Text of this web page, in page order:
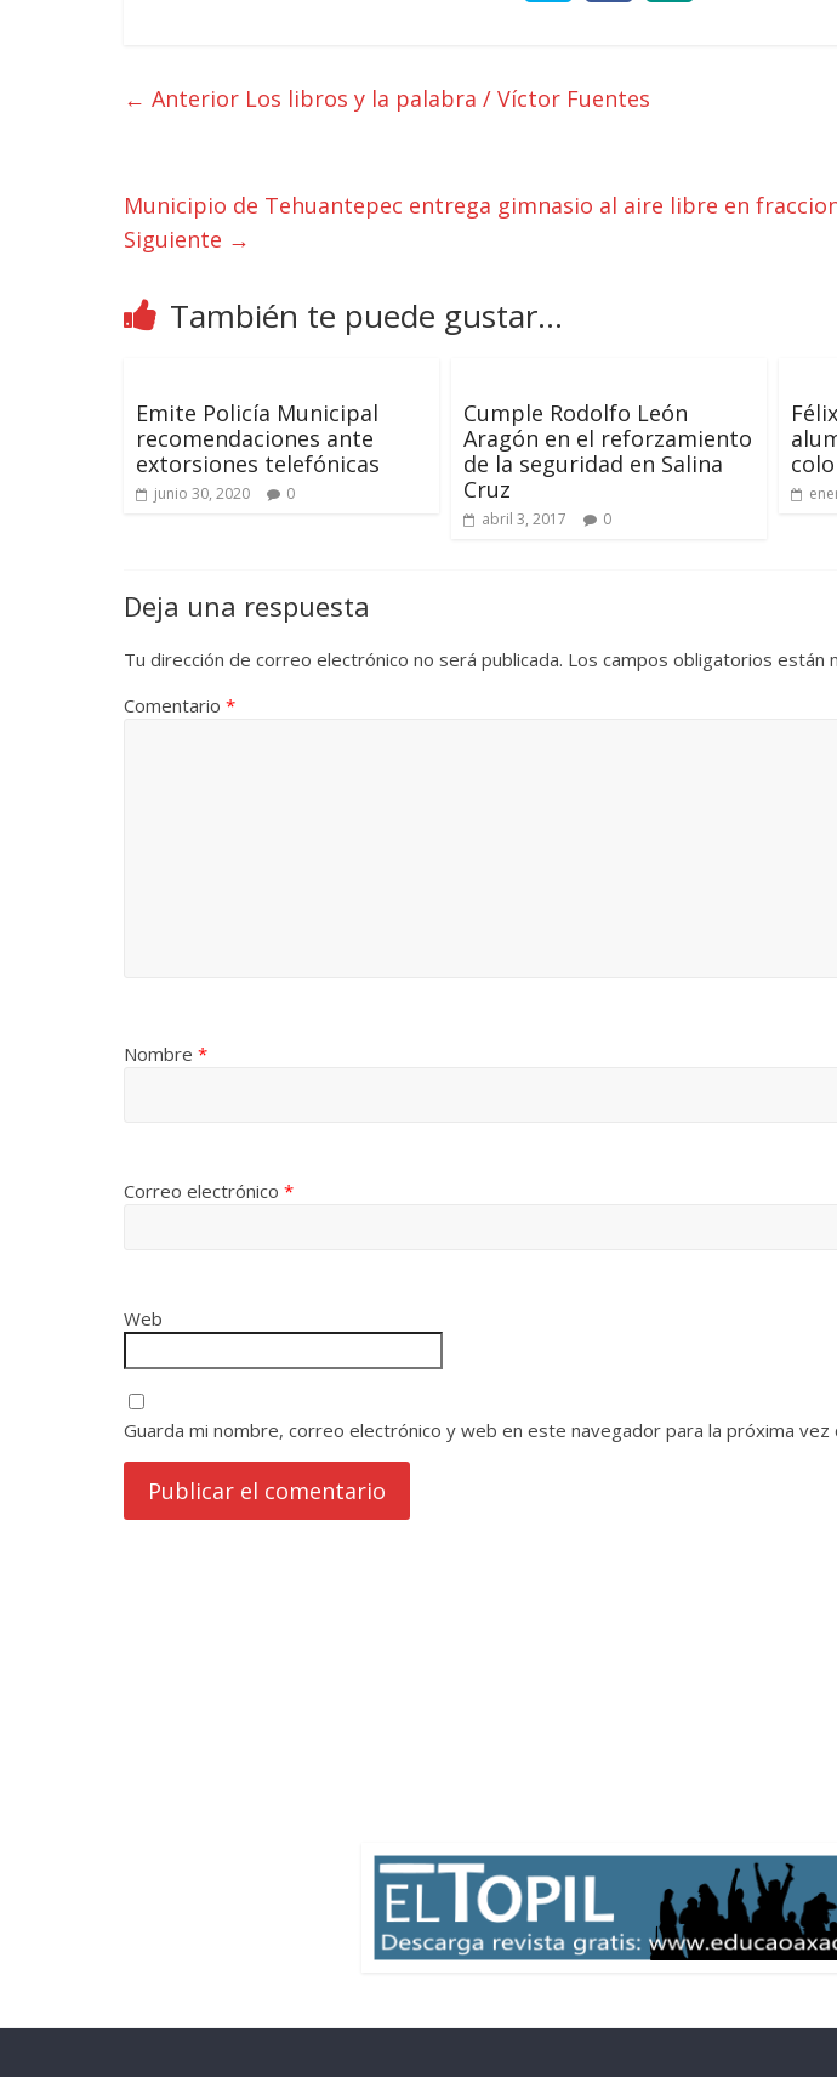
← Anterior Los libros y la palabra / Víctor Fuentes
Municipio de Tehuantepec entrega gimnasio al aire libre en
Siguiente →
También te puede gustar...
Emite Policía Municipal
recomendaciones ante
extorsiones telefónicas
junio 30, 2020 0
Cumple Rodolfo León
Aragón en el reforzamiento
de la seguridad en Salina
Cruz
abril 3, 2017 0
Deja una respuesta
Tu dirección de correo electrónico no será publicada. Los campos obligatorios están
Comentario *
Nombre *
Correo electrónico *
Web
Guarda mi nombre, correo electrónico y web en este navegador para la próxima vez